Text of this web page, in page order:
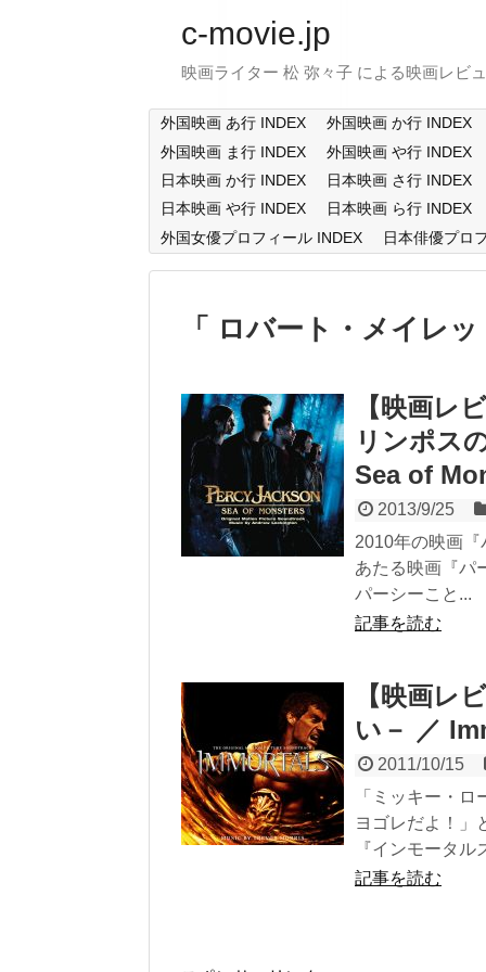
c-movie.jp
映画ライター 松 弥々子 による映画レビ
外国映画 あ行 INDEX 外国映画 か行 INDEX
外国映画 ま行 INDEX
外国映画 や行 INDEX
日本映画 か行 INDEX
日本映画 さ行 INDEX
日本映画 や行 INDEX
日本映画 ら行 INDEX
外国女優プロフィール INDEX
日本俳優プロ
ロバート・メイレッ
【映画レ
リンポス
Sea of
2013/9/25
2010年の映画
あたる映画『パ
パーシーこと...
記事を読む
【映画レ
い－ ／
2011/10/15
「ミッキー・
ヨゴレだよ！」
『インモータル
記事を読む